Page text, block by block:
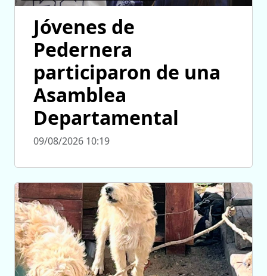
Jóvenes de
Pedernera
participaron de una
Asamblea
Departamental
09/08/2026 10:19